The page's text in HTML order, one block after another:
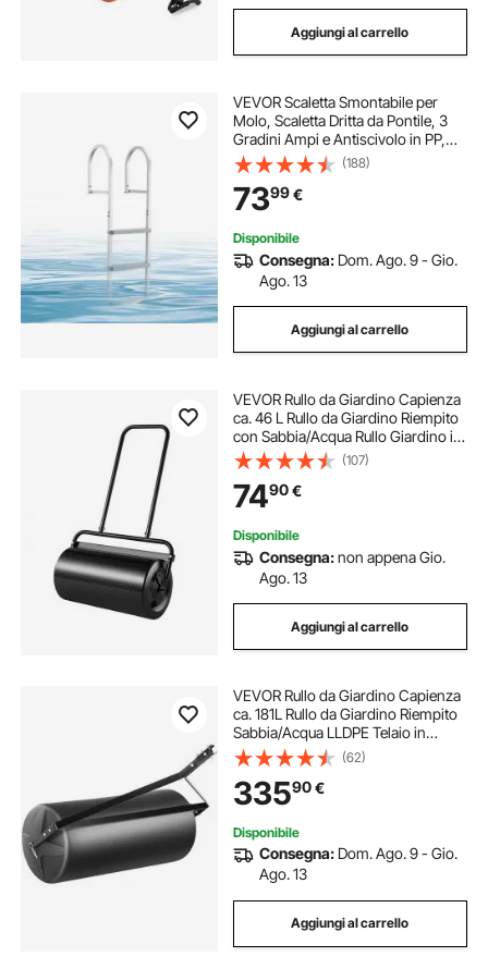
Aggiungi al carrello
VEVOR Scaletta Smontabile per
Molo, Scaletta Dritta da Pontile, 3
Gradini Ampi e Antiscivolo in PP,
Portata Massima 227 kg, Struttura
in Lega di Alluminio, Montaggio
Semplice, per Laghi e Imbarcazioni
(188)
7399€
Disponibile
Consegna: Dom. Ago. 9 - Gio.
Ago. 13
Aggiungi al carrello
VEVOR Rullo da Giardino Capienza
ca. 46 L Rullo da Giardino Riempito
con Sabbia/Acqua Rullo Giardino in
Acciaio, Rullo con Maniglia
Ergonomica a Forma di U, Rullo da
Livellare Prato da Giardino Parco
(107)
7490€
Disponibile
Consegna:non appena Gio.
Ago. 13
Aggiungi al carrello
VEVOR Rullo da Giardino Capienza
ca. 181L Rullo da Giardino Riempito
Sabbia/Acqua LLDPE Telaio in
Acciaio, Rullo da Giardino per Prato
Facile da Girare per Traino Trattore,
Rullo da Livellare Prato
(62)
33590€
Disponibile
Consegna: Dom. Ago. 9 - Gio.
Ago. 13
Aggiungi al carrello